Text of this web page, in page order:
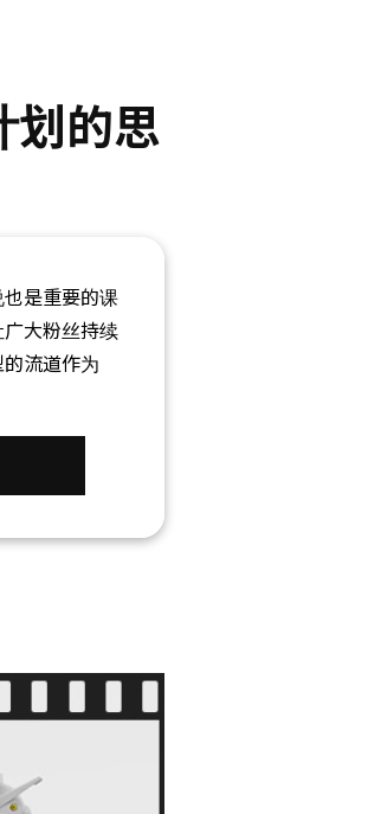
划的思
是重要的课
大粉丝持续
流道作为